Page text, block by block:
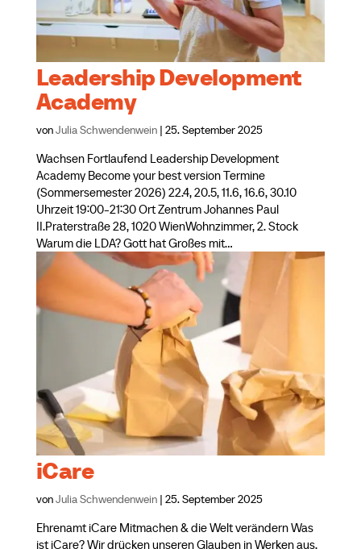
Leadership Development
Academy
vonJulia Schwendenwein| 25. September 2025
Wachsen Fortlaufend Leadership Development
Academy Become your best version Termine
(Sommersemester 2026) 22.4, 20.5, 11.6, 16.6, 30.10
Uhrzeit 19:00-21:30 Ort Zentrum Johannes Paul
II.Praterstraße 28, 1020 WienWohnzimmer, 2. Stock
Warum die LDA? Gott hat Großes mit...
iCare
vonJulia Schwendenwein| 25. September 2025
Ehrenamt iCare Mitmachen & die Welt verändern Was
ist iCare? Wir drücken unseren Glauben in Werken aus.